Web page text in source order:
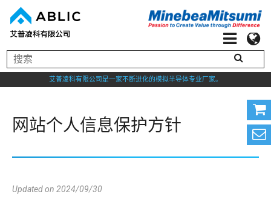
艾普凌科有限公司是一家不断进化的模拟半导体专业厂家。
网站个人信息保护方针
Updated on 2024/09/30